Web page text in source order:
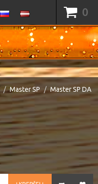
0
Master SP
Master SP DA